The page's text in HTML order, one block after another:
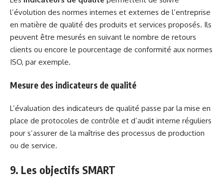
l’évolution des normes internes et externes de l’entreprise
en matière de qualité des produits et services proposés. Ils
peuvent être mesurés en suivant le nombre de retours
clients ou encore le pourcentage de conformité aux normes
ISO, par exemple.
Mesure des indicateurs de qualité
L’évaluation des indicateurs de qualité passe par la mise en
place de protocoles de contrôle et d’audit interne réguliers
pour s’assurer de la maîtrise des processus de production
ou de service.
9. Les objectifs SMART